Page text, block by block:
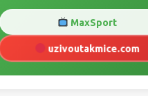
MaxSport
uzivoutakmice.com